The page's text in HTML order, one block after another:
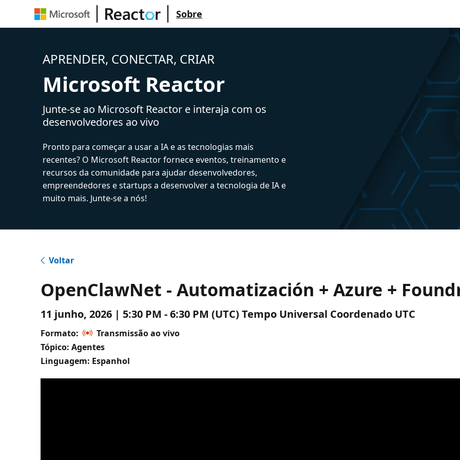
Sobre
APRENDER, CONECTAR, CRIAR
Microsoft Reactor
Junte-se ao Microsoft Reactor e interaja com os
desenvolvedores ao vivo
Pronto para começar a usar a IA e as tecnologias mais
recentes? O Microsoft Reactor fornece eventos, treinamento e
recursos da comunidade para ajudar desenvolvedores,
empreendedores e startups a desenvolver a tecnologia de IA e
muito mais. Junte-se a nós!
Voltar
OpenClawNet - Automatización + Azure +
11 junho, 2026 | 5:30 PM - 6:30 PM (UTC) Tempo Universal Coordenado UTC
Formato:
Transmissão ao vivo
Tópico: Agentes
Linguagem: Espanhol